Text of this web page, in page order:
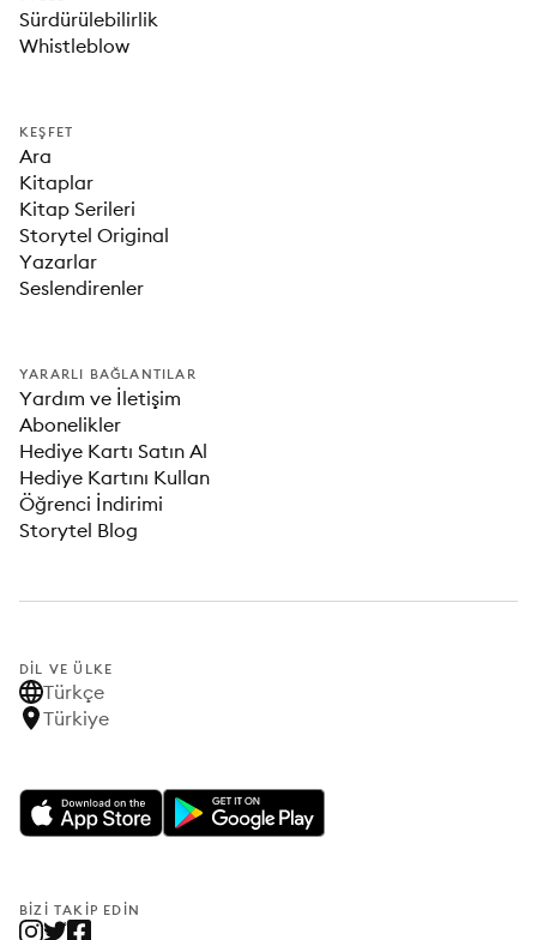
Sürdürülebilirlik
Whistleblow
KEŞFET
Ara
Kitaplar
Kitap Serileri
Storytel Original
Yazarlar
Seslendirenler
YARARLI BAĞLANTILAR
Yardım ve İletişim
Abonelikler
Hediye Kartı Satın Al
Hediye Kartını Kullan
Öğrenci İndirimi
Storytel Blog
DIL VE ÜLKE
Türkçe
Türkiye
BIZI TAKIP EDIN